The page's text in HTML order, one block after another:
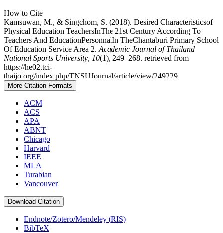
How to Cite
Kamsuwan, M., & Singchom, S. (2018). Desired Characteristicsof
Physical Education TeachersInThe 21st Century According To
Teachers And EducationPersonnalIn TheChantaburi Primary School
Of Education Service Area 2.Academic Journal of Thailand
National Sports University, 10(1), 249–268. retrieved from
https://he02.tci-
thaijo.org/index.php/TNSUJournal/article/view/249229
More Citation Formats
ACM
ACS
APA
ABNT
Chicago
Harvard
IEEE
MLA
Turabian
Vancouver
Download Citation
Endnote/Zotero/Mendeley (RIS)
BibTeX